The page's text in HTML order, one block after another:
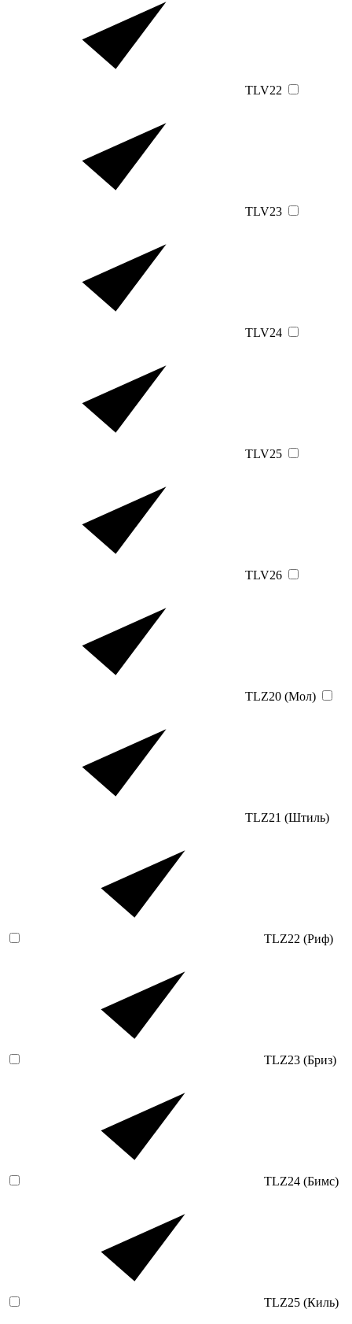
TLV22
TLV23
TLV24
TLV25
TLV26
TLZ20 (Мол)
TLZ21 (Штиль)
TLZ22 (Риф)
TLZ23 (Бриз)
TLZ24 (Бимс)
TLZ25 (Киль)